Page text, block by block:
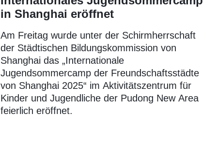
in Shanghai eröffnet
Am Freitag wurde unter der Schirmherrschaft
der Städtischen Bildungskommission von
Shanghai das „Internationale
Jugendsommercamp der Freundschaftsstädte
von Shanghai 2025“ im Aktivitätszentrum für
Kinder und Jugendliche der Pudong New Area
feierlich eröffnet.